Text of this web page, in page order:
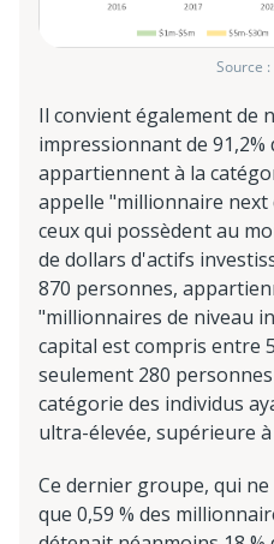
Source
Il convient également de
impressionnant de 91,2%
appartiennent à la
appelle "millionnaire
ceux qui possèdent au
de dollars d'actifs
870 personnes,
"millionnaires de niveau
capital est compris entre
seulement 280
catégorie des individus
ultra-élevée, supérieure
Ce dernier groupe, qui
que 0,59 % des